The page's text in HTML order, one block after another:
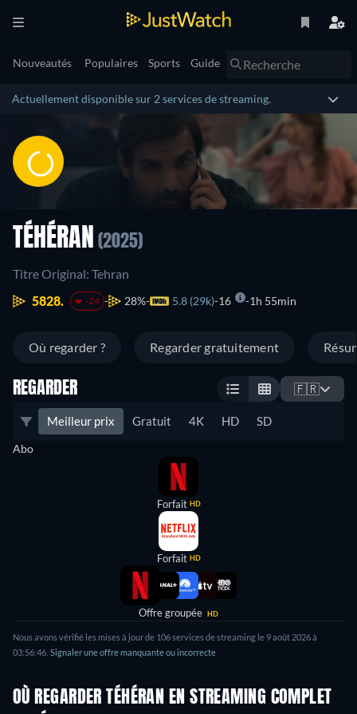
Nouveautés Populaires Sports Guide
Actuellement disponible sur 2 services de streaming.
TÉHÉRAN (2025)
Titre Original: Tehran
5828.
-24 28% 5.8 (29k) 16 1h 55min
Où regarder ? Regarder gratuitement
REGARDER 🇫🇷
Meilleur prix Gratuit 4K HD SD
Abo
Forfait HD
Forfait HD
Offre groupée HD
Nous avons vérifié les mises à jour de 106services de streaming le 9 août 2026à
03:56:46 Signaler une offre manquante ou incorrecte
OÙ REGARDER TÉHÉRAN EN STREAMING COMPLET